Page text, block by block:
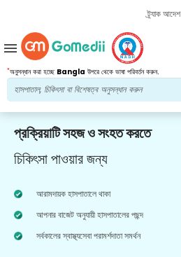
ট্র্যাক আদেশ
*অনুসন্ধান করা হচ্ছে Bangla উপরে থেকে ভাষা পরিবর্তন করুন.
menu
প্রক্রিয়াটি সহজ ও সংহত করতে
চিকিৎসা পাওয়ার জন্য
আরামদায়ক হাসপাতালে থাকা
আপনার বাজেট অনুযায়ী হাসপাতালের পছন্দ
সর্বকালের স্বাস্থ্যসেবা পরামর্শদাতা সমর্থন